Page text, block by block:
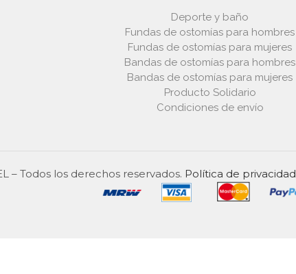
Deporte y baño
Fundas de ostomías para hombres
Fundas de ostomías para mujeres
Bandas de ostomías para hombres
Bandas de ostomías para mujeres
Producto Solidario
Condiciones de envío
– Todos los derechos reservados. Política de privacidad